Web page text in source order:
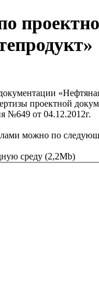
проектной
№649 от 04.12.2012г.
можно по
среду (2,2Мb)